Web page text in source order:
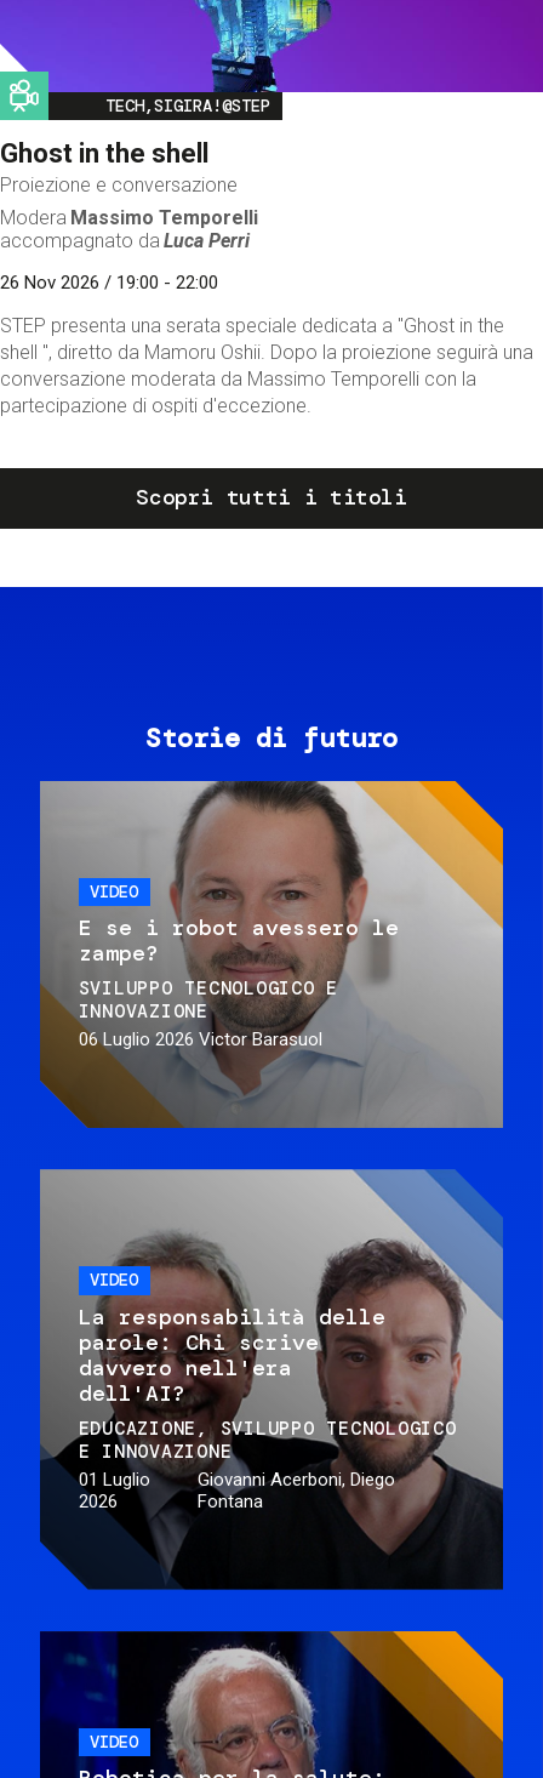
Image
TECH,SIGIRA!@STEP
Ghost in the shell
Proiezione e conversazione
Modera Massimo Temporelli
accompagnato da Luca Perri
26 Nov 2026 / 19:00 - 22:00
STEP presenta una serata speciale dedicata a "Ghost in the
shell ", diretto da Mamoru Oshii. Dopo la proiezione seguirà una
conversazione moderata da Massimo Temporelli con la
partecipazione di ospiti d'eccezione.
Scopri tutti i titoli
Storie di futuro
VIDEO
E se i robot avessero le
zampe?
SVILUPPO TECNOLOGICO E
INNOVAZIONE
06 Luglio 2026 Victor Barasuol
VIDEO
La responsabilità delle
parole: Chi scrive
davvero nell'era
dell'AI?
EDUCAZIONE
SVILUPPO TECNOLOGICO
E INNOVAZIONE
01 Luglio
2026
Giovanni Acerboni, Diego
Fontana
VIDEO